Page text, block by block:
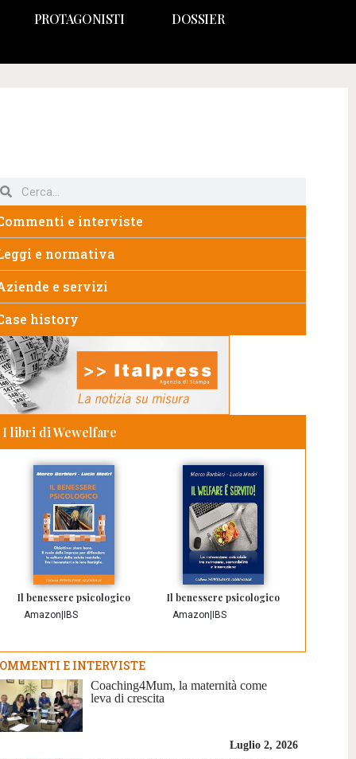
PROTAGONISTI DOSSIER
e interviste
e normativa
e servizi
history
I libri di Wewelfare
Il benessere psicologico
Amazon IBS
Il benessere psicologico
Amazon IBS
E INTERVISTE
Coaching4Mum, la maternità come
leva di crescita
Luglio 2, 2026